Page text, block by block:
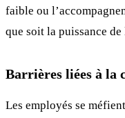
faible ou
que soit la puissance
Barrières liées à la
Les employés se